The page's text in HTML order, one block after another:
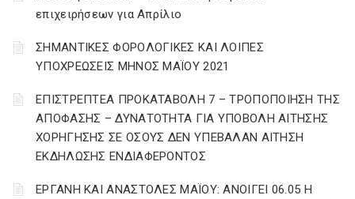
επιχειρήσεων για Απρίλιο
ΣΗΜΑΝΤΙΚΕΣ ΦΟΡΟΛΟΓΙΚΕΣ ΚΑΙ ΛΟΙΠΕΣ
ΥΠΟΧΡΕΩΣΕΙΣ ΜΗΝΟΣ ΜΑΪΟΥ 2021
ΕΠΙΣΤΡΕΠΤΕΑ ΠΡΟΚΑΤΑΒΟΛΗ 7 – ΤΡΟΠΟΠΟΙΗΣΗ ΤΗΣ
ΑΠΟΦΑΣΗΣ – ΔΥΝΑΤΟΤΗΤΑ ΓΙΑ ΥΠΟΒΟΛΗ ΑΙΤΗΣΗΣ
ΧΟΡΗΓΗΣΗΣ ΣΕ ΟΣΟΥΣ ΔΕΝ ΥΠΕΒΑΛΑΝ ΑΙΤΗΣΗ
ΕΚΔΗΛΩΣΗΣ ΕΝΔΙΑΦΕΡΟΝΤΟΣ
ΕΡΓΑΝΗ ΚΑΙ ΑΝΑΣΤΟΛΕΣ ΜΑΪΟΥ: ΑΝΟΙΓΕΙ 06.05 Η